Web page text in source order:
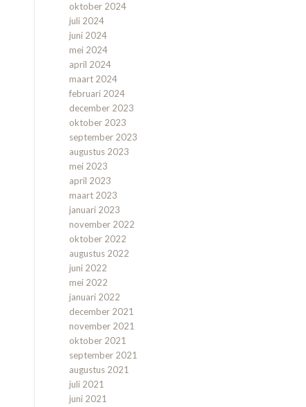
oktober 2024
juli 2024
juni 2024
mei 2024
april 2024
maart 2024
februari 2024
december 2023
oktober 2023
september 2023
augustus 2023
mei 2023
april 2023
maart 2023
januari 2023
november 2022
oktober 2022
augustus 2022
juni 2022
mei 2022
januari 2022
december 2021
november 2021
oktober 2021
september 2021
augustus 2021
juli 2021
juni 2021